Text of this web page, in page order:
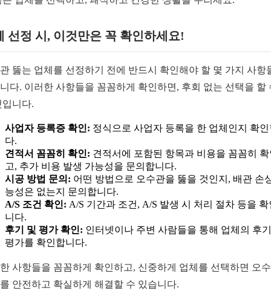
선정 시, 이것만은 꼭 확인하세요!
뚫는 업체를 선정하기 전에 반드시 확인해야 할 몇 가지 사항
다. 이러한 사항들을 꼼꼼하게 확인하면, 후회 없는 선택을 할
입니다.
사업자 등록증 확인: 정식으로 사업자 등록을 한 업체인지 확
다.
견적서 꼼꼼히 확인: 견적서에 포함된 항목과 비용을 꼼꼼히
고, 추가 비용 발생 가능성을 문의합니다.
시공 방법 문의: 어떤 방법으로 오수관을 뚫을 것인지, 배관 손
능성은 없는지 문의합니다.
A/S 조건 확인: A/S 기간과 조건, A/S 발생 시 처리 절차 등을 확
니다.
후기 및 평가 확인: 인터넷이나 주변 사람들을 통해 업체의 후
평가를 확인합니다.
사항들을 꼼꼼하게 확인하고, 신중하게 업체를 선택하면 오
안전하고 확실하게 해결할 수 있습니다.